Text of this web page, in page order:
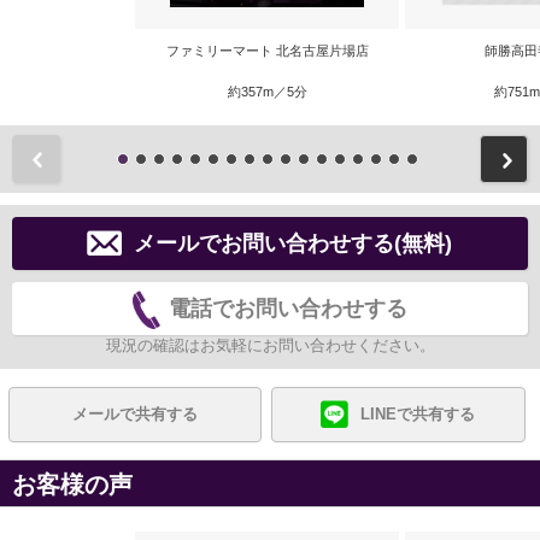
ファミリーマート 北名古屋片場店
約357m／5分
師勝高
約
メールでお問い合わせする(無料)
電話でお問い合わせする
現況の確認はお気軽にお問い合わせください。
メールで共有する LINEで共有する
お客様の声